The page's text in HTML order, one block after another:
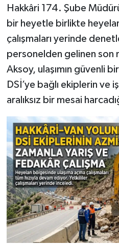
Hakkâri 174. Şube
bir heyetle birlikte
çalışmaları yerinde
personelden gelinen son
Aksoy, ulaşımın güvenli
DSİ’ye bağlı ekiplerin ve
aralıksız bir mesai